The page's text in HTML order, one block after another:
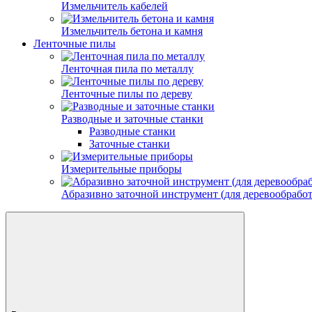
Измельчитель кабелей
Измельчитель бетона и камня
Ленточные пилы
Ленточная пила по металлу
Ленточные пилы по дереву
Разводные и заточные станки
Разводные станки
Заточные станки
Измерительные приборы
Абразивно заточной инструмент (для